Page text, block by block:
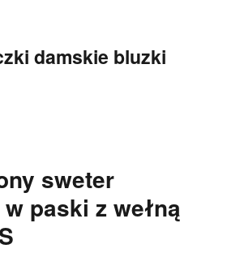
damskie bluzki
sweter
paski z wełną